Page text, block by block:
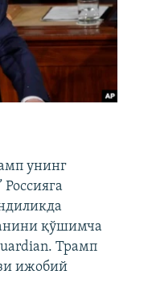
унинг
қўшимча
Трамп
ижобий